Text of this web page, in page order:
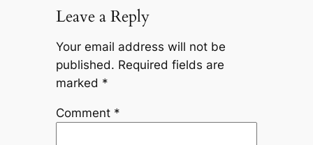
Leave a Reply
Your email address will not be
published. Required fields are
marked *
Comment *